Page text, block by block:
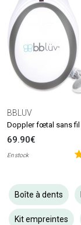
BBLUV
69.90€
En stock
Boîte à dents
Kit empreintes